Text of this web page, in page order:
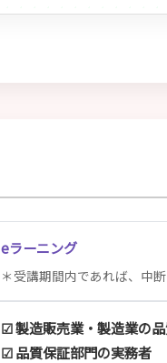
eラーニング
＊受講期間内であれば、中
☑ 製造販売業・製造業の
☑ 品質保証部門の実務者